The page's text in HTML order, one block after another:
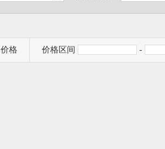
价格 价格区间 -